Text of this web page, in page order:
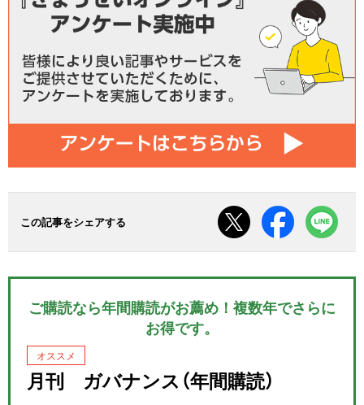
この記事をシェアする
ご購読なら年間購読がお薦め！複数年でさらに
お得です。
オススメ
月刊 ガバナンス（年間購読）